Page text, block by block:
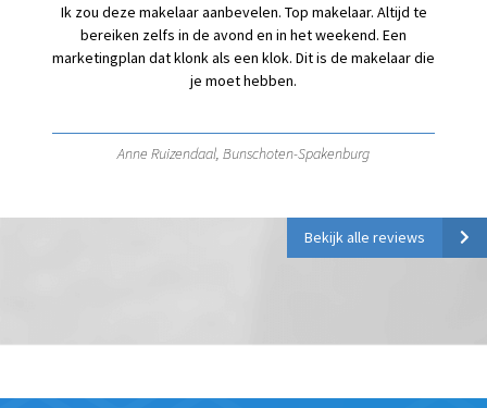
Ik zou deze makelaar aanbevelen. Top makelaar. Altijd te
bereiken zelfs in de avond en in het weekend. Een
marketingplan dat klonk als een klok. Dit is de makelaar die
je moet hebben.
Anne Ruizendaal, Bunschoten-Spakenburg
Bekijk alle reviews